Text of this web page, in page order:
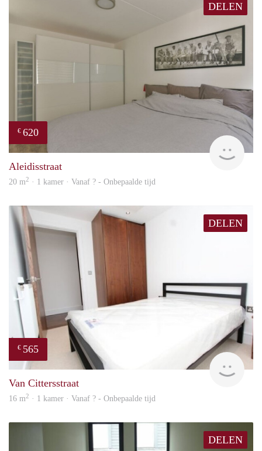
DELEN
€ 620
Aleidisstraat
20 m2 · 1 kamer · Vanaf ? - Onbepaalde tijd
DELEN
€ 565
rent
Van Cittersstraat
16 m2 · 1 kamer · Vanaf ? - Onbepaalde tijd
DELEN